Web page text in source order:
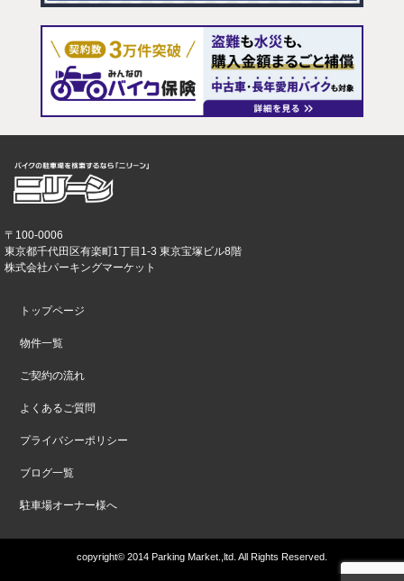
〒100-0006
東京都千代田区有楽町1丁目1-3 東京宝塚ビル8階
株式会社パーキングマーケット
トップページ
物件一覧
ご契約の流れ
よくあるご質問
プライバシーポリシー
ブログ一覧
駐車場オーナー様へ
copyright© 2014 Parking Market.,ltd. All Rights Reserved.